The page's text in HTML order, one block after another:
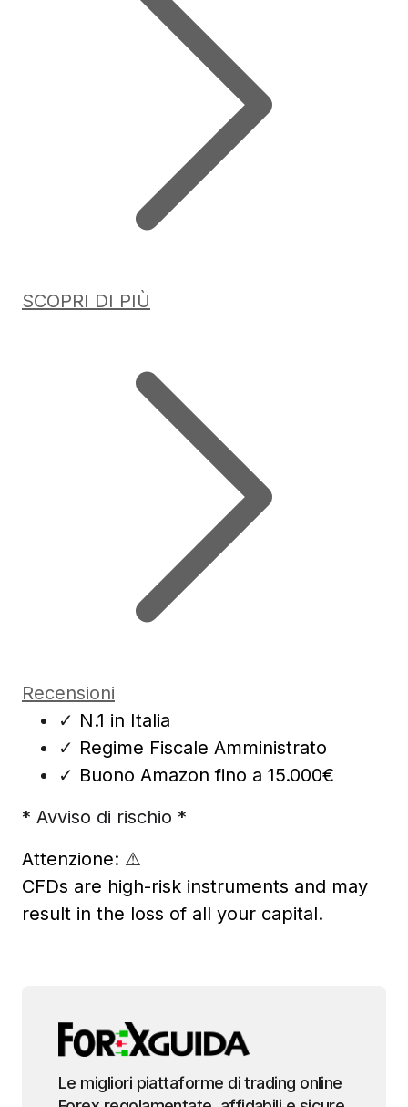
SCOPRI DI PIÙ
Recensioni
✓ N.1 in Italia
✓ Regime Fiscale Amministrato
✓ Buono Amazon fino a 15.000€
* Avviso di rischio *
Attenzione: ⚠
CFDs are high-risk instruments and may
result in the loss of all your capital.
Le migliori piattaforme di trading online